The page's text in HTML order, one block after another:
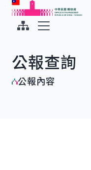
跳到主要內容
中華民國總統府
公報查詢
公報內容